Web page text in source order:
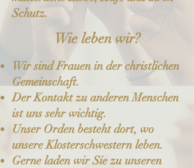
Schutz.
Wie leben wir?
Wir sind Frauen in der christlichen
Gemeinschaft.
Der Kontakt zu anderen Menschen
ist uns sehr wichtig.
Unser Orden besteht dort, wo
unsere Klosterschwestern leben.
Gerne laden wir Sie zu unseren